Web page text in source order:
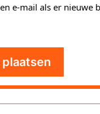
e-mail als er nieuwe